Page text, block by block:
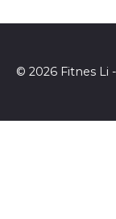
© 2026 Fitnes